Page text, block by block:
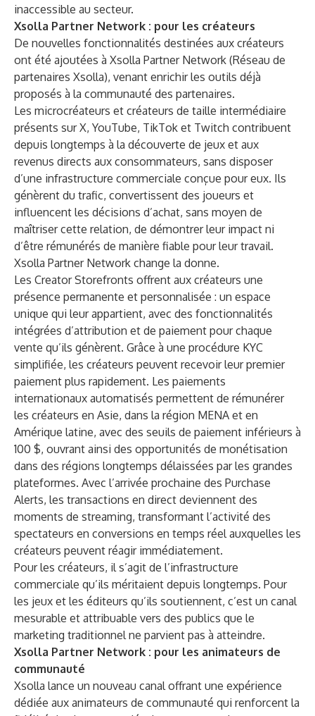
inaccessible au secteur.
Xsolla Partner Network : pour les créateurs
De nouvelles fonctionnalités destinées aux créateurs
ont été ajoutées à Xsolla Partner Network (Réseau de
partenaires Xsolla), venant enrichir les outils déjà
proposés à la communauté des partenaires.
Les microcréateurs et créateurs de taille intermédiaire
présents sur X, YouTube, TikTok et Twitch contribuent
depuis longtemps à la découverte de jeux et aux
revenus directs aux consommateurs, sans disposer
d’une infrastructure commerciale conçue pour eux. Ils
génèrent du trafic, convertissent des joueurs et
influencent les décisions d’achat, sans moyen de
maîtriser cette relation, de démontrer leur impact ni
d’être rémunérés de manière fiable pour leur travail.
Xsolla Partner Network change la donne.
Les Creator Storefronts offrent aux créateurs une
présence permanente et personnalisée : un espace
unique qui leur appartient, avec des fonctionnalités
intégrées d’attribution et de paiement pour chaque
vente qu’ils génèrent. Grâce à une procédure KYC
simplifiée, les créateurs peuvent recevoir leur premier
paiement plus rapidement. Les paiements
internationaux automatisés permettent de rémunérer
les créateurs en Asie, dans la région MENA et en
Amérique latine, avec des seuils de paiement inférieurs à
100 $, ouvrant ainsi des opportunités de monétisation
dans des régions longtemps délaissées par les grandes
plateformes. Avec l’arrivée prochaine des Purchase
Alerts, les transactions en direct deviennent des
moments de streaming, transformant l’activité des
spectateurs en conversions en temps réel auxquelles les
créateurs peuvent réagir immédiatement.
Pour les créateurs, il s’agit de l’infrastructure
commerciale qu’ils méritaient depuis longtemps. Pour
les jeux et les éditeurs qu’ils soutiennent, c’est un canal
mesurable et attribuable vers des publics que le
marketing traditionnel ne parvient pas à atteindre.
Xsolla Partner Network : pour les animateurs de
communauté
Xsolla lance un nouveau canal offrant une expérience
dédiée aux animateurs de communauté qui renforcent la